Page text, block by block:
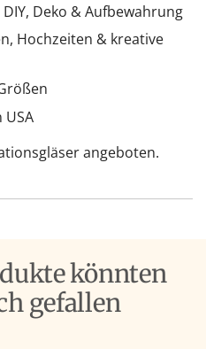
Deko & Aufbewahrung
Hochzeiten & kreative
USA
angeboten.
gefallen